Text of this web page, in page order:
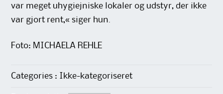
var meget uhygiejniske lokaler og udstyr, der ikke
var gjort rent,« siger hun.
Foto: MICHAELA REHLE
Categories : Ikke-kategoriseret